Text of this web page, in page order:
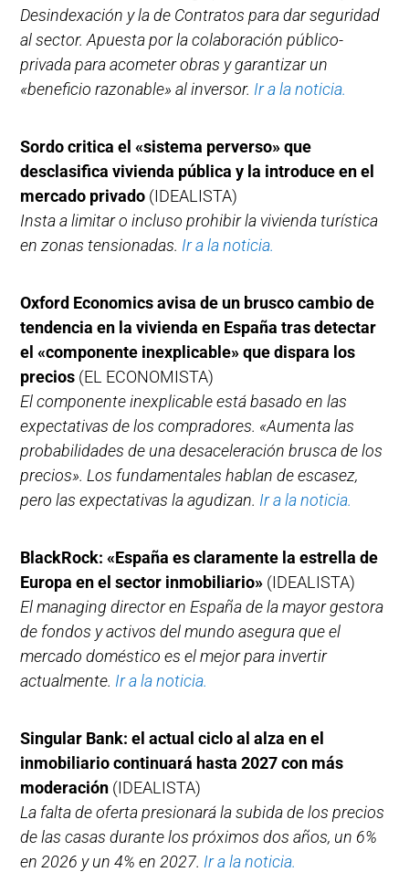
Desindexación y la de Contratos para dar seguridad
al sector. Apuesta por la colaboración público-
privada para acometer obras y garantizar un
«beneficio razonable» al inversor. Ir a la noticia.
Sordo critica el «sistema perverso» que
desclasifica vivienda pública y la introduce en el
mercado privado (IDEALISTA)
Insta a limitar o incluso prohibir la vivienda turística
en zonas tensionadas. Ir a la noticia.
Oxford Economics avisa de un brusco cambio de
tendencia en la vivienda en España tras detectar
el «componente inexplicable» que dispara los
precios (EL ECONOMISTA)
El componente inexplicable está basado en las
expectativas de los compradores. «Aumenta las
probabilidades de una desaceleración brusca de los
precios». Los fundamentales hablan de escasez,
pero las expectativas la agudizan. Ir a la noticia.
BlackRock: «España es claramente la estrella de
Europa en el sector inmobiliario» (IDEALISTA)
El managing director en España de la mayor gestora
de fondos y activos del mundo asegura que el
mercado doméstico es el mejor para invertir
actualmente. Ir a la noticia.
Singular Bank: el actual ciclo al alza en el
inmobiliario continuará hasta 2027 con más
moderación (IDEALISTA)
La falta de oferta presionará la subida de los precios
de las casas durante los próximos dos años, un 6%
en 2026 y un 4% en 2027. Ir a la noticia.